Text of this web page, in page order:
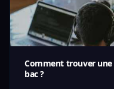
Comment trouver une
bac ?